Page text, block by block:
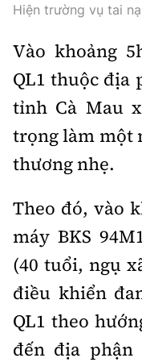
Hiện trường vụ tai
Vào khoảng
QL1 thuộc địa
tỉnh Cà Mau
trọng làm một
thương nhẹ.
Theo đó, vào
máy BKS
(40 tuổi, ngụ
điều khiển
QL1 theo
đến địa phận